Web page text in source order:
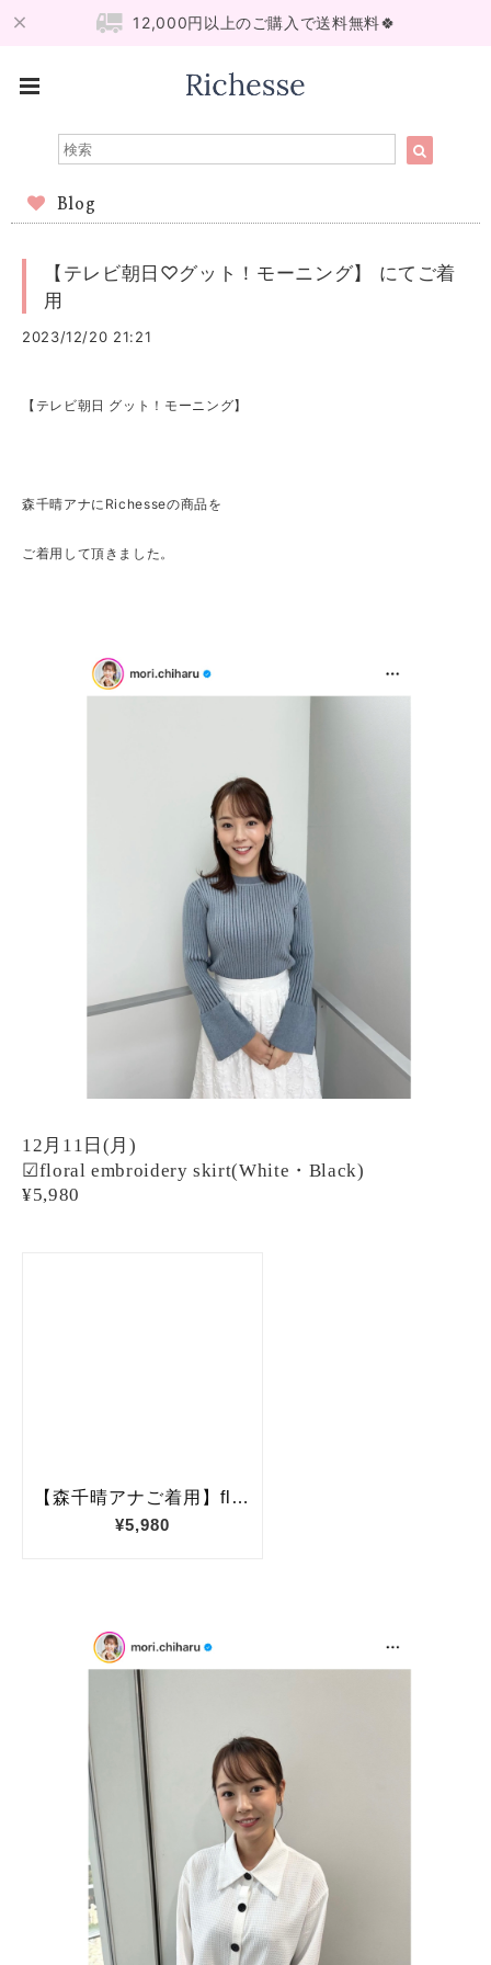
12,000円以上のご購入で送料無料🍀
Blog
【テレビ朝日♡グット！モーニング】 にてご着
用
2023/12/20 21:21
【テレビ朝日 グット！モーニング】
森千晴アナにRichesseの商品を
ご着用して頂きました。
12月11日(月)
☑︎floral embroidery skirt(White ・ Black)
¥5,980